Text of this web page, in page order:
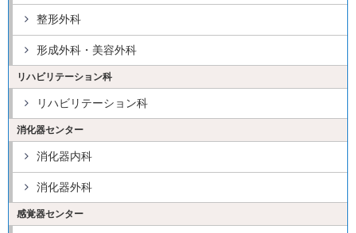
整形外科
形成外科・美容外科
リハビリテーション科
リハビリテーション科
消化器センター
消化器内科
消化器外科
感覚器センター